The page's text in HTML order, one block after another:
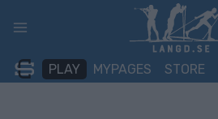
PLAY MYPAGES STORE